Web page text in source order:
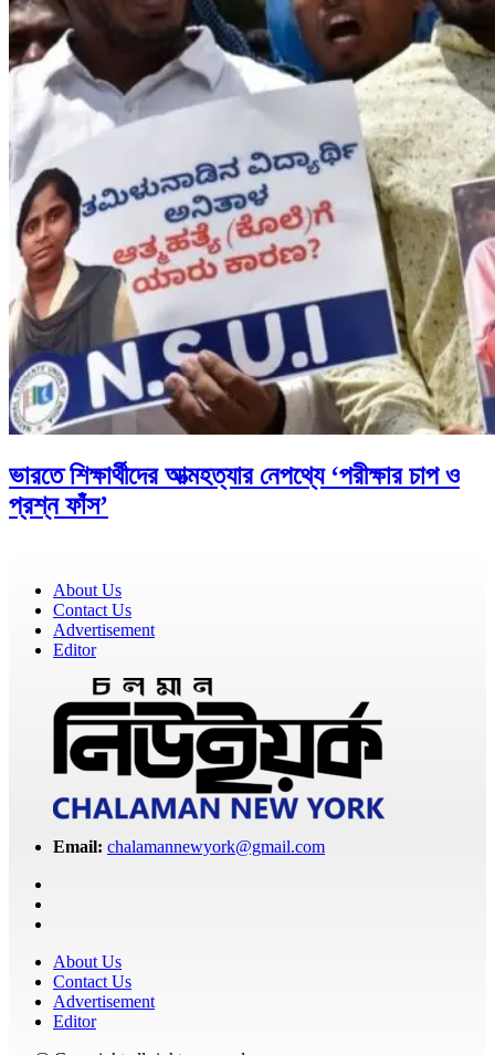
ভারতে শিক্ষার্থীদের আত্মহত্যার নেপথ্যে ‘পরীক্ষার চাপ ও
প্রশ্ন ফাঁস’
About Us
Contact Us
Advertisement
Editor
Email: chalamannewyork@gmail.com
About Us
Contact Us
Advertisement
Editor